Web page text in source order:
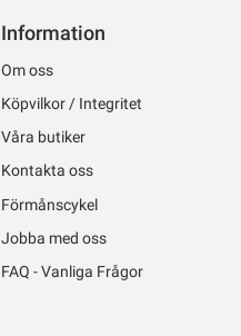
Information
Om oss
Köpvilkor / Integritet
Våra butiker
Kontakta oss
Förmånscykel
Jobba med oss
FAQ - Vanliga Frågor